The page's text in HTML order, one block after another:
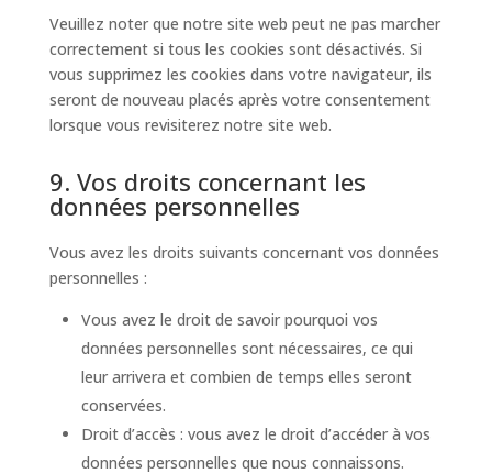
Veuillez noter que notre site web peut ne pas marcher
correctement si tous les cookies sont désactivés. Si
vous supprimez les cookies dans votre navigateur, ils
seront de nouveau placés après votre consentement
lorsque vous revisiterez notre site web.
9. Vos droits concernant les
données personnelles
Vous avez les droits suivants concernant vos données
personnelles :
Vous avez le droit de savoir pourquoi vos
données personnelles sont nécessaires, ce qui
leur arrivera et combien de temps elles seront
conservées.
Droit d’accès : vous avez le droit d’accéder à vos
données personnelles que nous connaissons.